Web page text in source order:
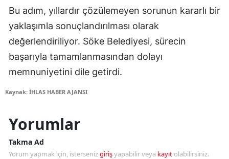
Bu adım, yıllardır çözülemeyen sorunun kararlı bir
yaklaşımla sonuçlandırılması olarak
değerlendiriliyor. Söke Belediyesi, sürecin
başarıyla tamamlanmasından dolayı
memnuniyetini dile getirdi.
Kaynak: İHLAS HABER AJANSI
Yorumlar
Takma Ad
Yorum yapmak için, istersenizgirişyapabilir veya kayıt olabilirsiniz.